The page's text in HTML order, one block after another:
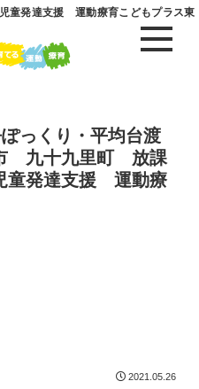
童発達支援 運動療育こどもプラス東
っくり・平均台渡
九十九里町 放課
童発達支援 運動療
2021.05.26